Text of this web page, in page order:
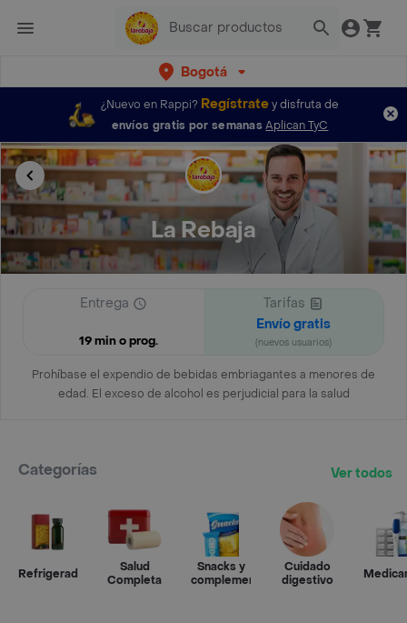
Bogotá
¿Nuevo en Rappi? Regístratey disfruta de
envíos gratis por semanas Aplican TyC
La Rebaja
Entrega
19 min o prog.
Tarifas
Envío gratis
(nuevos usuarios)
Prohíbase el expendio de bebidas embriagantes a menores de
edad. El exceso de alcohol es perjudicial para la salud
Categorías Ver todos
Refrigerados
Salud
Completa
Snacks y
complementos
Cuidado
digestivo